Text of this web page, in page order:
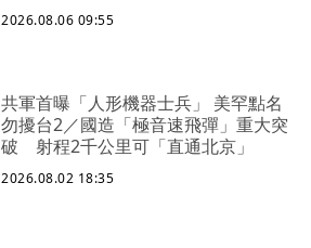
2026.08.06 09:55
共軍首曝「人形機器士兵」 美罕點名
勿擾台2／國造「極音速飛彈」重大突
破 射程2千公里可「直通北京」
2026.08.02 18:35